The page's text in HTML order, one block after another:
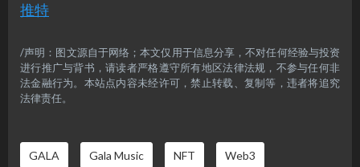
推特
/声明：图文源自于网络；本文仅用于信息分享，不对任何经验与投资
进行推广与背书，请读者严格遵守所有地区法律法规，不参与任何非
法金融行为。本站点内容未经许可，禁止转载、复制等，违者将追究
法律责任。
GALA Gala Music NFT Web3